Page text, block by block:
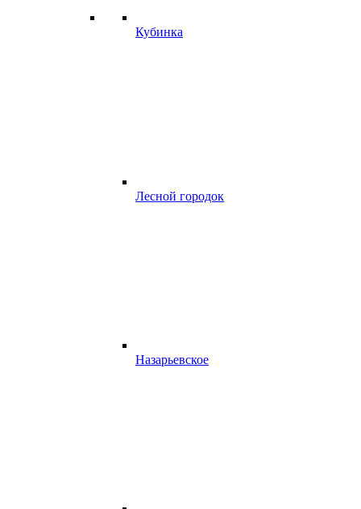
Кубинка
Лесной городок
Назарьевское